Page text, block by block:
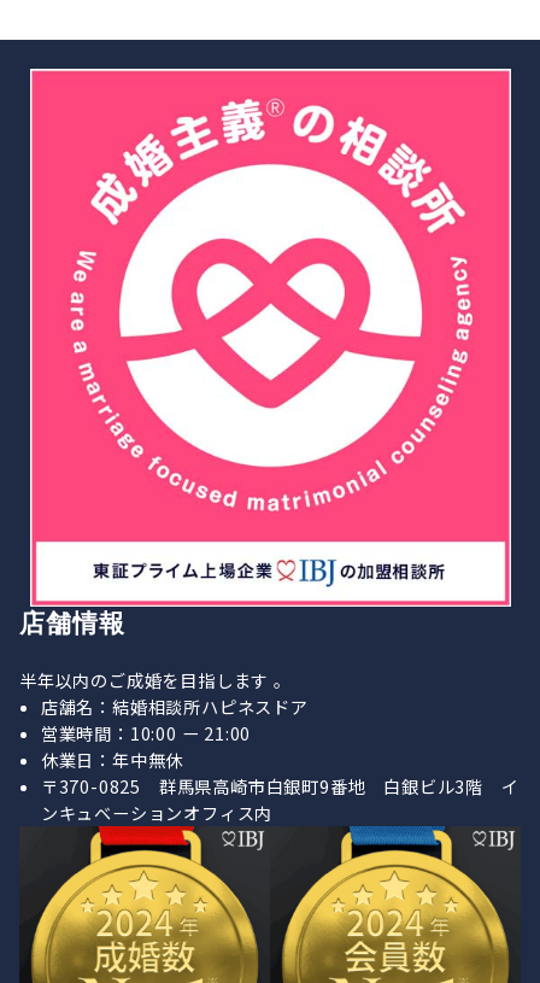
店舗情報
半年以内のご成婚を目指します 。
店舗名：結婚相談所ハピネスドア
営業時間：10:00 ー 21:00
休業日：年中無休
〒370-0825 群馬県高崎市白銀町9番地 白銀ビル3階 イ
ンキュベーションオフィス内